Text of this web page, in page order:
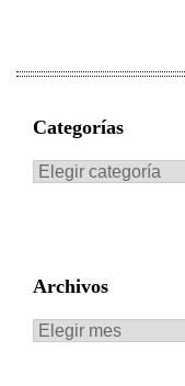
Categorías
Categorías
Archivos
Archivos